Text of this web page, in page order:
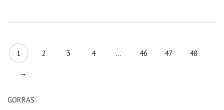
1 2 3 4 … 46 47 48
→
GORRAS